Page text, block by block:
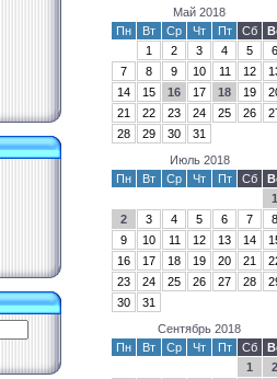
Май 2018
Пн
Вт Ср Чт Пт Сб
1
2 3 4 5
6
7
8 9 10 11 12
14
15 16 17 18 19
21
22 23 24 25 26
28
29 30
31
Июль 2018
Пн
Вт Ср Чт Пт Сб
1
2
3 4 5 6 7
8
9
10 11 12 13 14
16
17 18 19 20 21
23
24 25 26 27 28
30
31
Сентябрь 2018
Пн
Вт Ср Чт Пт Сб
1
2